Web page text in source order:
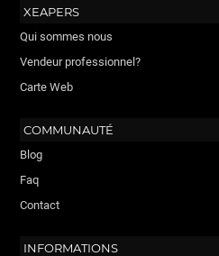
XEAPERS
Qui sommes nous
Vendeur professionnel?
Carte Web
COMMUNAUTÉ
Blog
Faq
Contact
INFORMATIONS